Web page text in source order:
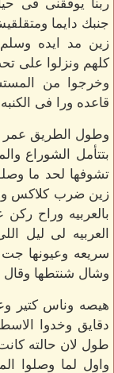
ربنا يوفقنى فى
جنبك دايما
زين مد ايده
كلهم ونزلوا على
وخرجوا من
قاعده ورا فى
وطول الطريق
بتتأمل الشوراع
تشوفها لحد ما
زين ضرب كلاكس
بالعربيه وراح
العربيه لى ليل
سريعه وعيونها جت
وشال شنتطها وقال
هيصه وناس كتير
دقايق وخدوا
طول لان حالته
واول لما وصلوا